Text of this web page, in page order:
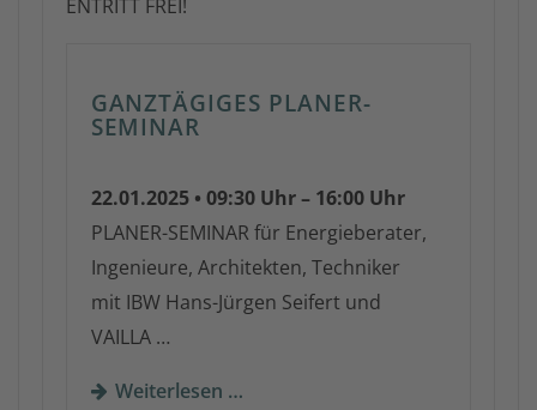
ENTRITT FREI!
GANZTÄGIGES PLANER-
SEMINAR
22.01.2025 • 09:30 Uhr – 16:00 Uhr
PLANER-SEMINAR für Energieberater,
Ingenieure, Architekten, Techniker
mit IBW Hans-Jürgen Seifert und
VAILLA …
Weiterlesen …